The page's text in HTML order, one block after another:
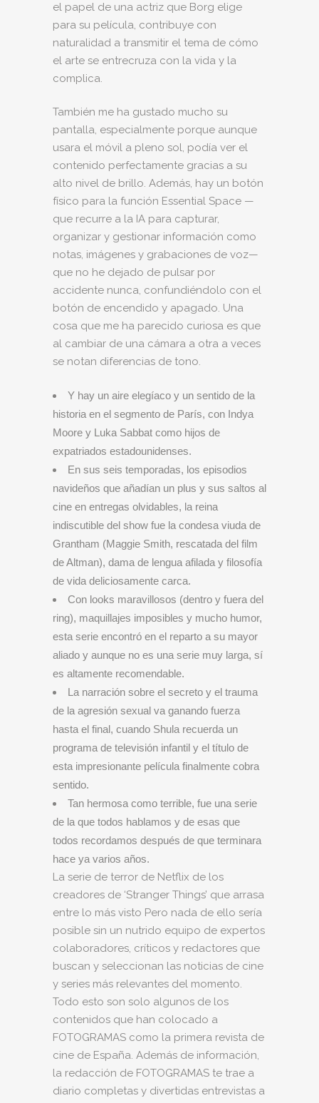
el papel de una actriz que Borg elige
para su película, contribuye con
naturalidad a transmitir el tema de cómo
el arte se entrecruza con la vida y la
complica.
También me ha gustado mucho su
pantalla, especialmente porque aunque
usara el móvil a pleno sol, podía ver el
contenido perfectamente gracias a su
alto nivel de brillo. Además, hay un botón
físico para la función Essential Space —
que recurre a la IA para capturar,
organizar y gestionar información como
notas, imágenes y grabaciones de voz—
que no he dejado de pulsar por
accidente nunca, confundiéndolo con el
botón de encendido y apagado. Una
cosa que me ha parecido curiosa es que
al cambiar de una cámara a otra a veces
se notan diferencias de tono.
Y hay un aire elegíaco y un sentido de la
historia en el segmento de París, con Indya
Moore y Luka Sabbat como hijos de
expatriados estadounidenses.
En sus seis temporadas, los episodios
navideños que añadían un plus y sus saltos al
cine en entregas olvidables, la reina
indiscutible del show fue la condesa viuda de
Grantham (Maggie Smith, rescatada del film
de Altman), dama de lengua afilada y filosofía
de vida deliciosamente carca.
Con looks maravillosos (dentro y fuera del
ring), maquillajes imposibles y mucho humor,
esta serie encontró en el reparto a su mayor
aliado y aunque no es una serie muy larga, sí
es altamente recomendable.
La narración sobre el secreto y el trauma
de la agresión sexual va ganando fuerza
hasta el final, cuando Shula recuerda un
programa de televisión infantil y el título de
esta impresionante película finalmente cobra
sentido.
Tan hermosa como terrible, fue una serie
de la que todos hablamos y de esas que
todos recordamos después de que terminara
hace ya varios años.
La serie de terror de Netflix de los
creadores de ‘Stranger Things’ que arrasa
entre lo más visto Pero nada de ello sería
posible sin un nutrido equipo de expertos
colaboradores, críticos y redactores que
buscan y seleccionan las noticias de cine
y series más relevantes del momento.
Todo esto son solo algunos de los
contenidos que han colocado a
FOTOGRAMAS como la primera revista de
cine de España. Además de información,
la redacción de FOTOGRAMAS te trae a
diario completas y divertidas entrevistas a